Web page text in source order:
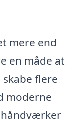
mere end
en måde at
flere
moderne